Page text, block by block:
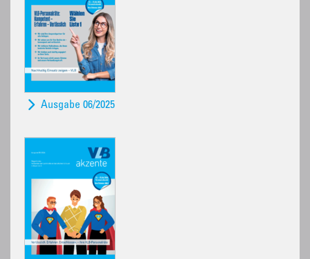
Ausgabe 06/2025